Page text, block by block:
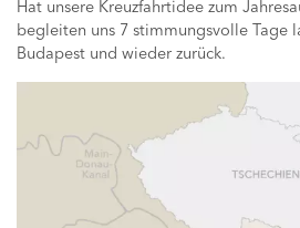
Hat unsere Kreuzfahrtidee zum
begleiten uns 7 stimmungsvolle Tage
Budapest und wieder zurück.